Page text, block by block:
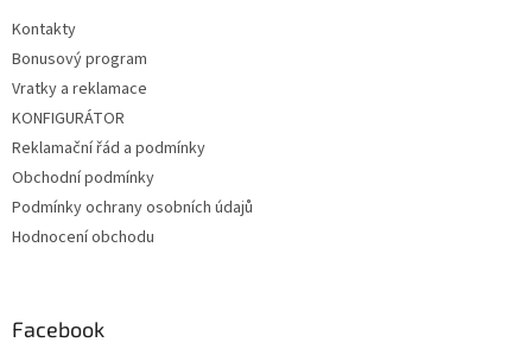
Kontakty
Bonusový program
Vratky a reklamace
KONFIGURÁTOR
Reklamační řád a podmínky
Obchodní podmínky
Podmínky ochrany osobních údajů
Hodnocení obchodu
Facebook